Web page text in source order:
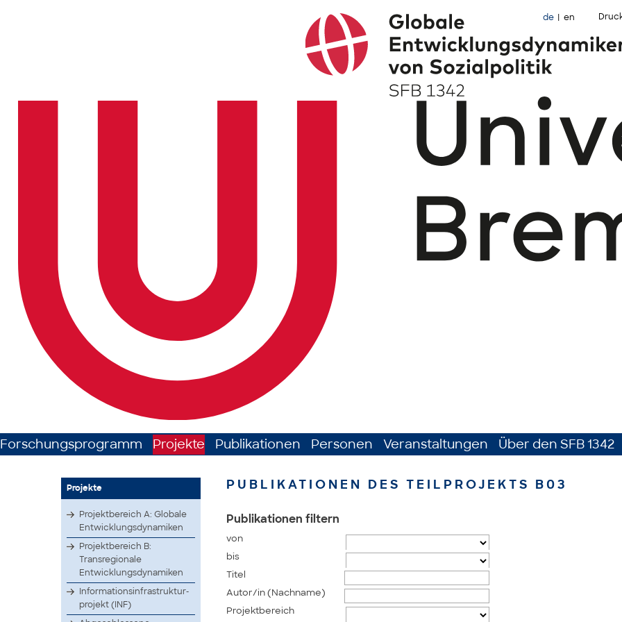
de en
Forschungsprogramm Projekte Publikationen Personen Veranstaltungen Über den SFB 1342
Projekte
Projektbereich A: Globale
Entwicklungsdynamiken
Projektbereich B:
Transregionale
Entwicklungsdynamiken
Infor­matio­nsinf­rastr­uktur­
proje­kt (INF)
PUBLIKATIONEN DES TEILPROJEKTS B03
Publikationen filtern
von
bis
Titel
Autor/in (Nachname)
Projektbereich